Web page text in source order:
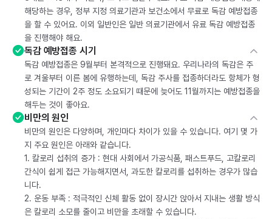
해당하는 경우, 정부 지정 의료기관과 보건소에서 무료로 독감 예방접종
을 할 수 있어요. 이외 일반인은 일반 의료기관에서 유료 독감 예방접종
을 진행해야 해요.
독감 예방접종 시기
독감 예방접종은 9월부터 본격적으로 진행돼요. 우리나라의 독감은 주
로 겨울부터 이른 봄에 유행하는데, 독감 주사를 접종하더라도 항체가 형
성되는 기간이 2주 정도 소요되기 때문에 늦어도 11월까지는 예방접종을
해두는 것이 좋아요.
비만의 원인
비만의 원인은 다양하며, 개인마다 차이가 있을 수 있습니다. 여기 몇 가
지 주요 원인은 아래와 같습니다.
1. 칼로리 섭취의 증가 : 현대 사회에서 가공식품, 패스트푸드, 고칼로리
간식이 쉽게 접근 가능해지면서, 과도한 칼로리를 섭취하는 경우가 많습
니다.
2. 운동 부족 : 적극적인 신체 활동 없이 장시간 앉아서 지내는 생활 방식
은 칼로리 소모를 줄이고 비만을 초래할 수 있습니다.